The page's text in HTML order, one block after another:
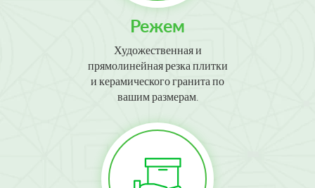
Режем
Художественная и
прямолинейная резка плитки
и керамического гранита по
вашим размерам.